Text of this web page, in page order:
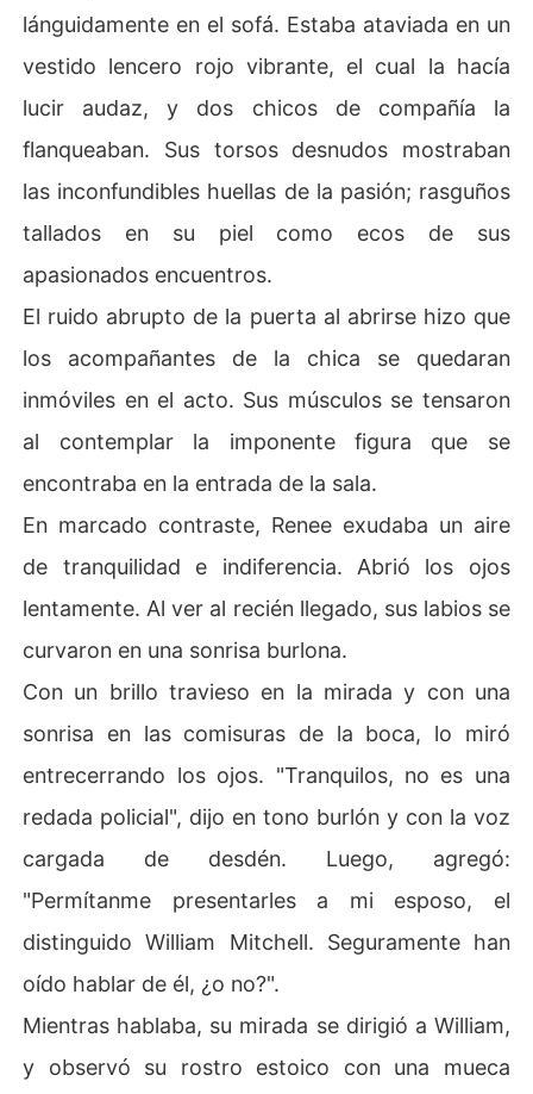
lánguidamente en el sofá. Estaba ataviada en un
vestido lencero rojo vibrante, el cual la hacía
lucir audaz, y dos chicos de compañía la
flanqueaban. Sus torsos desnudos mostraban
las inconfundibles huellas de la pasión; rasguños
tallados en su piel como ecos de sus
apasionados encuentros.
El ruido abrupto de la puerta al abrirse hizo que
los acompañantes de la chica se quedaran
inmóviles en el acto. Sus músculos se tensaron
al contemplar la imponente figura que se
encontraba en la entrada de la sala.
En marcado contraste, Renee exudaba un aire
de tranquilidad e indiferencia. Abrió los ojos
lentamente. Al ver al recién llegado, sus labios se
curvaron en una sonrisa burlona.
Con un brillo travieso en la mirada y con una
sonrisa en las comisuras de la boca, lo miró
entrecerrando los ojos. "Tranquilos, no es una
redada policial", dijo en tono burlón y con la voz
cargada de desdén. Luego, agregó:
"Permítanme presentarles a mi esposo, el
distinguido William Mitchell. Seguramente han
oído hablar de él, ¿o no?".
Mientras hablaba, su mirada se dirigió a William,
y observó su rostro estoico con una mueca